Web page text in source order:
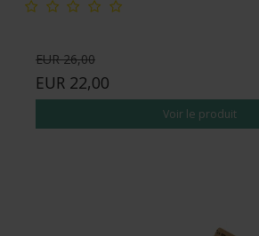
EUR 26,00
EUR 22,00
Voir le produit